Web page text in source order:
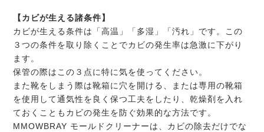
【カビが生える諸条件】
カビが生える条件は「高温」「多湿」「汚れ」です。この
３つの条件を取り除くことでカビの発生率は急激に下がり
ます。
保管の際はこの３点に特に気を使ってください。
また靴をしまう際は靴箱に穴を開ける、または専用の靴箱
を使用して通気性を良く保つ工夫をしたり、乾燥剤を入れ
ておくこともカビの発生を防ぐ効果的な方法です。
MMOWBRAY モールドクリーナーは、カビの除去だけでな